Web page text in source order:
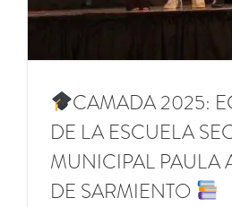
CAMADA 2025:
DE LA ESCUELA
MUNICIPAL PAULA
DE SARMIENTO